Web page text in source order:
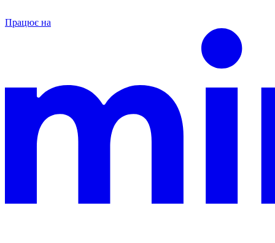
Працює на